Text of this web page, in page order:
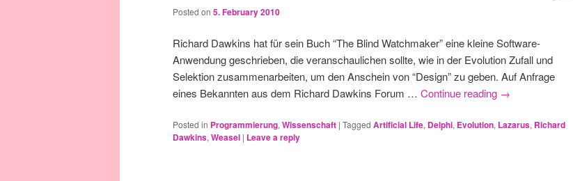
Posted on 5. February 2010
Richard Dawkins hat für sein Buch “The Blind Watchmaker” eine kleine Software-
Anwendung geschrieben, die veranschaulichen sollte, wie in der Evolution Zufall und
Selektion zusammenarbeiten, um den Anschein von “Design” zu geben. Auf Anfrage
eines Bekannten aus dem Richard Dawkins Forum … Continue reading →
Posted in Programmierung, Wissenschaft | Tagged Artificial Life, Delphi, Evolution, Lazarus, Richard
Dawkins, Weasel | Leave a reply